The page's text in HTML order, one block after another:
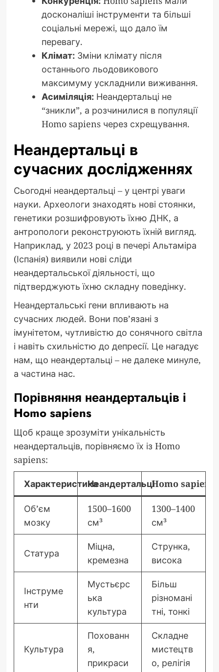
досконаліші інструменти та більші
соціальні мережі, що дало їм
перевагу.
Клімат:Зміни клімату після
останнього льодовикового
максимуму ускладнили виживання.
Асиміляція:Неандертальці не
“зникли”, а розчинилися в популяції
Homo sapiens через схрещування.
Неандертальці в
сучасних дослідженнях
Сьогодні неандертальці – у центрі уваги
науки. Археологи знаходять нові стоянки,
генетики розшифровують їхню ДНК, а
антропологи реконструюють їхній вигляд.
Наприклад, у 2023 році в печері Альтаміра
(Іспанія) виявили нові сліди
неандертальської діяльності, що
підтверджують їхню складну поведінку.
Неандертальські гени впливають на
сучасних людей. Вони пов’язані з
імунітетом, чутливістю до сонячного світла
і навіть схильністю до депресії. Це нагадує
нам, що неандертальці – не далеке минуле,
а частина нас.
Порівняння неандертальців і
Homo sapiens
Щоб краще зрозуміти унікальність
неандертальців, порівняємо їх із Homo
sapiens:
ХарактеристикаНеандертальціHomo sapiens
Об’єм
мозку
1500–1600
см³
1300–1400
см³
Статура
Міцна,
кремезна
Струнка,
висока
Інструме
нти
Мустьєрс
ька
культура
Більш
різномані
тні, тонкі
Культура
Похованн
я,
прикраси
Складне
мистецтв
о, релігія